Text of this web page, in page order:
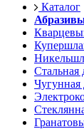
Каталог
Стальная
Чугунная